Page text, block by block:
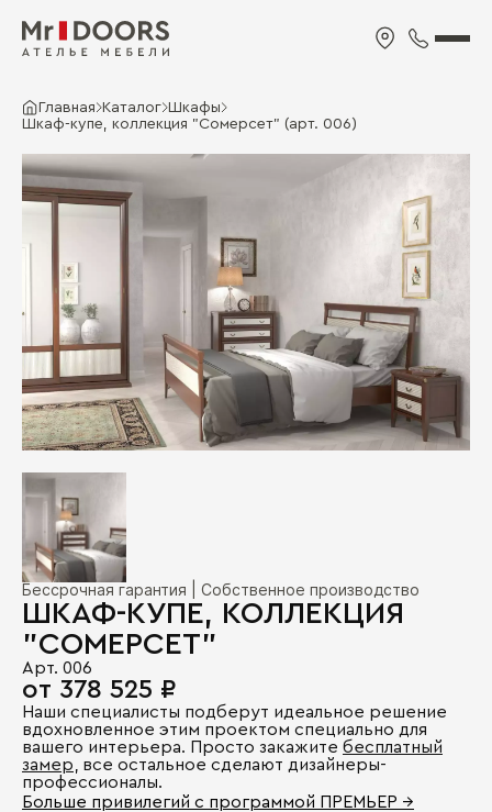
Главная Каталог Шкафы
Шкаф-купе, коллекция "Сомерсет" (арт. 006)
Бессрочная гарантия | Собственное производство
ШКАФ-КУПЕ, КОЛЛЕКЦИЯ
"СОМЕРСЕТ"
Арт. 006
от 378 525 ₽
Наши специалисты подберут идеальное решение
вдохновленное этим проектом специально для
вашего интерьера. Просто закажите бесплатный
замер , все остальное сделают дизайнеры-
профессионалы.
Больше привилегий с программой ПРЕМЬЕР →